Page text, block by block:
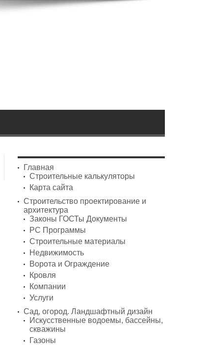
Главная
Строительные калькуляторы
Карта сайта
Строительство проектирование и
архитектура
Законы ГОСТы Документы
PC Программы
Строительные материалы
Недвижимость
Ворота и Ограждение
Кровля
Компании
Услуги
Сад, огород. Ландшафтный дизайн
Искусственные водоемы, бассейны,
скважины
Газоны